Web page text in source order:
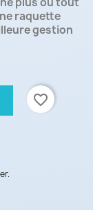
raquette
gestion
favorite_border